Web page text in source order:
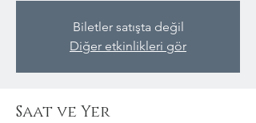
Biletler satışta değil
Diğer etkinlikleri gör
Saat ve Yer